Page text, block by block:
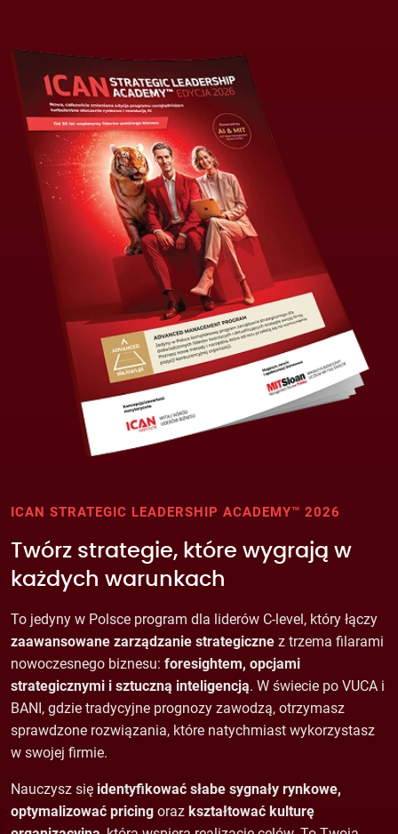
ICAN STRATEGIC LEADERSHIP ACADEMY™ 2026
Twórz strategie, które wygrają w
każdych warunkach
To jedyny w Polsce program dla liderów C-level, który łączy
zaawansowane zarządzanie strategiczne z trzema filarami
nowoczesnego biznesu: foresightem, opcjami
strategicznymi i sztuczną inteligencją. W świecie po VUCA i
BANI, gdzie tradycyjne prognozy zawodzą, otrzymasz
sprawdzone rozwiązania, które natychmiast wykorzystasz
w swojej firmie.
Nauczysz się identyfikować słabe sygnały rynkowe,
optymalizować pricing oraz kształtować kulturę